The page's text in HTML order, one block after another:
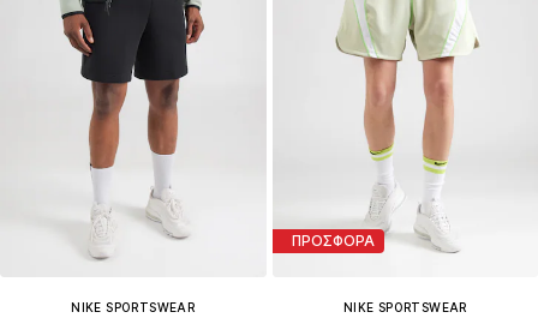
NIKE SPORTSWEAR
ΠΡΟΣΦΟΡΑ
NIKE SPORTSWEAR